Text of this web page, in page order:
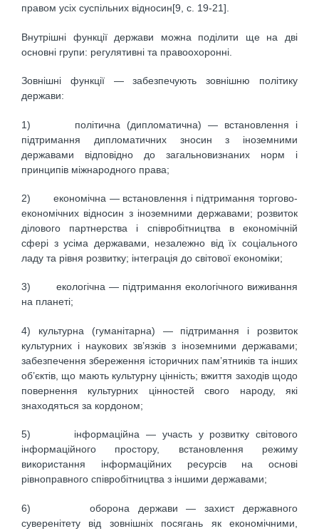
правом усіх суспільних відносин[9, c. 19-21].
Внутрішні функції держави можна поділити ще на дві
основні групи: регулятивні та правоохоронні.
Зовнішні функції — забезпечують зовнішню політику
держави:
1) політична (дипломатична) — встановлення і
підтримання дипломатичних зносин з іноземними
державами відповідно до загальновизнаних норм і
принципів міжнародного права;
2) економічна — встановлення і підтримання торгово-
економічних відносин з іноземними державами; розвиток
ділового партнерства і співробітництва в економічній
сфері з усіма державами, незалежно від їх соціального
ладу та рівня розвитку; інтеграція до світової економіки;
3) екологічна — підтримання екологічного виживання
на планеті;
4) культурна (гуманітарна) — підтримання і розвиток
культурних і наукових зв’язків з іноземними державами;
забезпечення збереження історичних пам’ятників та інших
об’єктів, що мають культурну цінність; вжиття заходів щодо
повернення культурних цінностей свого народу, які
знаходяться за кордоном;
5) інформаційна — участь у розвитку світового
інформаційного простору, встановлення режиму
використання інформаційних ресурсів на основі
рівноправного співробітництва з іншими державами;
6) оборона держави — захист державного
суверенітету від зовнішніх посягань як економічними,